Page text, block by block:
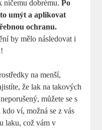
ničemu dobrému.Po
umýt a aplikovat
ochranu.
by mělo následovat i
na menší,
že lak na takových
můžete se s
ví, možná se z vás
laku, což vám v